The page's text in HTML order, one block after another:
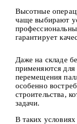
Высотные
чаще выбирают
гарантирует
Даже на складе
применяются для
перемещения
особенно
строительства,
задачи.
В таких условиях